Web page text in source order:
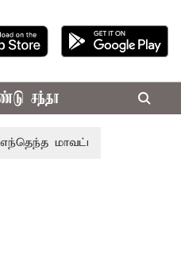
சந்தா
மாவட்டங்களில் தெரியுமா..?